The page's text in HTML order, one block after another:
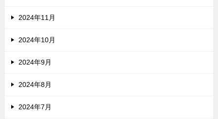
2024年11月
2024年10月
2024年9月
2024年8月
2024年7月